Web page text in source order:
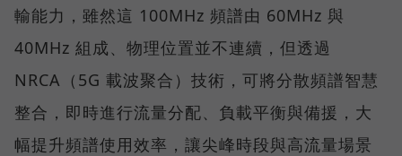
輸能力，雖然這 100MHz 頻譜由 60MHz 與
40MHz 組成、物理位置並不連續，但透過
NRCA（5G 載波聚合）技術，可將分散頻譜智慧
整合，即時進行流量分配、負載平衡與備援，大
幅提升頻譜使用效率，讓尖峰時段與高流量場景